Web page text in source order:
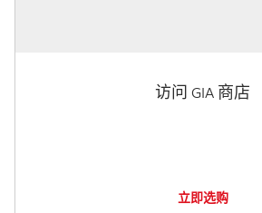
访问 GIA 商店
立即选购